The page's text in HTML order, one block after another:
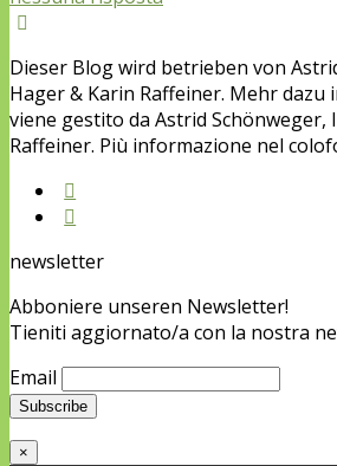
Dieser Blog wird betrieben von
Hager & Karin Raffeiner. Mehr dazu
viene gestito da Astrid Schönweger,
Raffeiner. Più informazione nel
newsletter
Abboniere unseren Newsletter!
Tieniti aggiornato/a con la nostra
Email
×